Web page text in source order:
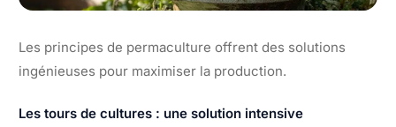
Les principes de permaculture offrent des solutions
ingénieuses pour maximiser la production.
Les tours de cultures : une solution intensive